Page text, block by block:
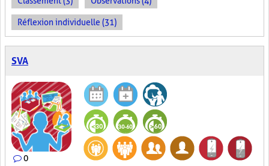
Réflexion individuelle (31)
SVA
0